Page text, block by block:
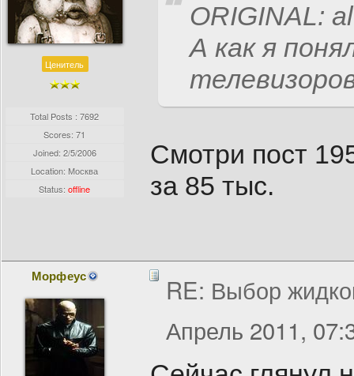
Ценитель
Total Posts : 7692
Scores: 71
Joined: 2/5/2006
Location: Москва
Status:offline
ORIGINAL:
А как я
Смотри пост
за 85 тыс.
Морфеус
RE: Выбор
Апрель 2011,